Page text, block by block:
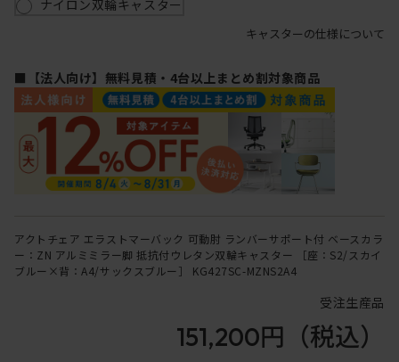
ナイロン双輪キャスター
キャスターの仕様について
■【法人向け】無料見積・4台以上まとめ割対象商品
アクトチェア エラストマーバック 可動肘 ランバーサポート付 ベースカラ
ー：ZN アルミミラー脚 抵抗付ウレタン双輪キャスター ［座：S2/スカイ
ブルー×背：A4/サックスブルー］ KG427SC-MZNS2A4
受注生産品
151,200円 （税込）